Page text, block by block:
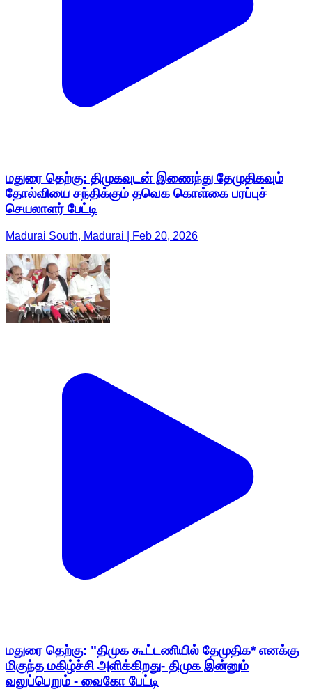
மதுரை தெற்கு: திமுகவுடன் இணைந்து தேமுதிகவும்
தோல்வியை சந்திக்கும் தவெக கொள்கை பரப்புச்
செயலாளர் பேட்டி
Madurai South, Madurai | Feb 20, 2026
மதுரை தெற்கு: "திமுக கூட்டணியில் தேமுதிக* எனக்கு
மிகுந்த மகிழ்ச்சி அளிக்கிறது- திமுக இன்னும்
வலுப்பெறும் - வைகோ பேட்டி